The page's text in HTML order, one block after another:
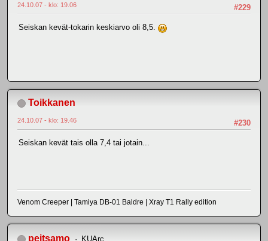
#229
24.10.07 - klo: 19.06
Seiskan kevät-tokarin keskiarvo oli 8,5.
Toikkanen
#230
24.10.07 - klo: 19.46
Seiskan kevät tais olla 7,4 tai jotain...
Venom Creeper | Tamiya DB-01 Baldre | Xray T1 Rally edition
peitsamo KUArc